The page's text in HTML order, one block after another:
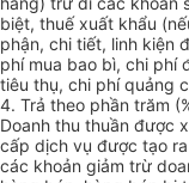
biệt, thuế xuất khẩu
phận, chi tiết, linh kiện
phí mua bao bì, chi phí
tiêu thụ, chi phí quảng
4. Trả theo phần trăm
Doanh thu thuần được
cấp dịch vụ được tạo
các khoản giảm trừ